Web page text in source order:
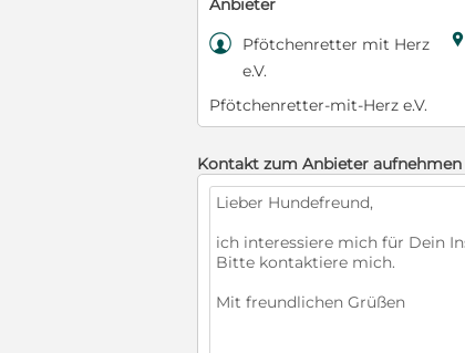
Anbieter

Pfötchenretter mit Herz
e.V.
Pfötchenretter-mit-Herz e.V.

Kontakt zum Anbieter aufnehmen